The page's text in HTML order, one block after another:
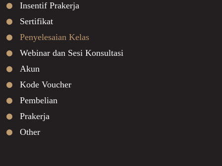
Insentif Prakerja
Sertifikat
Penyelesaian Kelas
Webinar dan Sesi Konsultasi
Akun
Kode Voucher
Pembelian
Prakerja
Other